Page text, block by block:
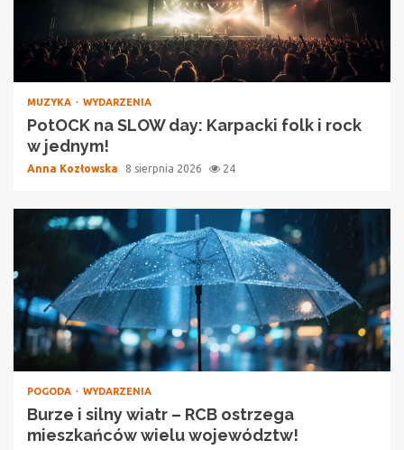
MUZYKA WYDARZENIA
PotOCK na SLOW day: Karpacki folk i rock
w jednym!
Anna Kozłowska 8 sierpnia 2026 24
POGODA WYDARZENIA
Burze i silny wiatr – RCB ostrzega
mieszkańców wielu województw!